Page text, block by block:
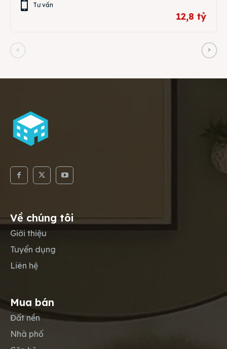
Tư vấn
12,8 tỷ
Về chúng tôi
Giới thiệu
Tuyển dụng
Liên hệ
Mua bán
Đất nền
Nhà phố